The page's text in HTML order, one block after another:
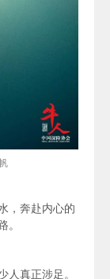
，奔赴内心的
。
人真正涉足。